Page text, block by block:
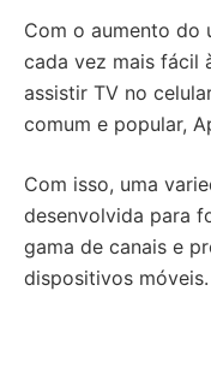
Com o aumento do
cada vez mais fácil
assistir TV no
comum e popular,
Com isso, uma
desenvolvida para
gama de canais e
dispositivos móveis.